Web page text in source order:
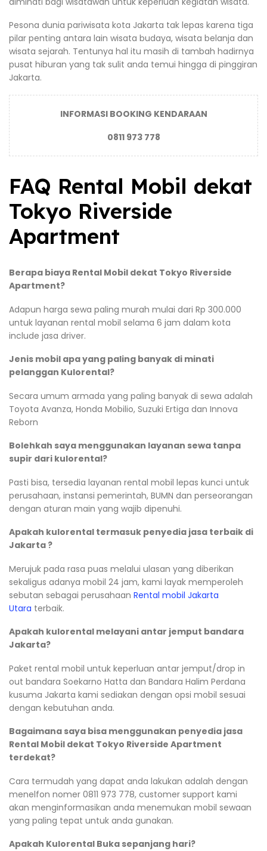
Pesona dunia pariwisata kota Jakarta tak lepas karena tiga
pilar penting antara lain wisata budaya, wisata belanja dan
wisata sejarah. Tentunya hal itu masih di tambah hadirnya
pusat hiburan yang tak sulit anda temui hingga di pinggiran
Jakarta.
INFORMASI BOOKING KENDARAAN
0811 973 778
FAQ Rental Mobil dekat
Tokyo Riverside
Apartment
Berapa biaya Rental Mobil dekat Tokyo Riverside
Apartment?
Adapun harga sewa paling murah mulai dari Rp 300.000
untuk layanan rental mobil selama 6 jam dalam kota
include jasa driver.
Jenis mobil apa yang paling banyak di minati
pelanggan Kulorental?
Secara umum armada yang paling banyak di sewa adalah
Toyota Avanza, Honda Mobilio, Suzuki Ertiga dan Innova
Reborn
Bolehkah saya menggunakan layanan sewa tanpa
supir dari kulorental?
Pasti bisa, tersedia layanan rental mobil lepas kunci untuk
perusahaan, instansi pemerintah, BUMN dan perseorangan
dengan aturan main yang wajib dipenuhi.
Apakah kulorental termasuk penyedia jasa terbaik di
Jakarta ?
Merujuk pada rasa puas melalui ulasan yang diberikan
sekaligus adanya mobil 24 jam, kami layak memperoleh
sebutan sebagai perusahaan Rental mobil Jakarta
Utara terbaik.
Apakah kulorental melayani antar jemput bandara
Jakarta?
Paket rental mobil untuk keperluan antar jemput/drop in
out bandara Soekarno Hatta dan Bandara Halim Perdana
kusuma Jakarta kami sediakan dengan opsi mobil sesuai
dengan kebutuhan anda.
Bagaimana saya bisa menggunakan penyedia jasa
Rental Mobil dekat Tokyo Riverside Apartment
terdekat?
Cara termudah yang dapat anda lakukan adalah dengan
menelfon nomer 0811 973 778, customer support kami
akan menginformasikan anda menemukan mobil sewaan
yang paling tepat untuk anda gunakan.
Apakah Kulorental Buka sepanjang hari?